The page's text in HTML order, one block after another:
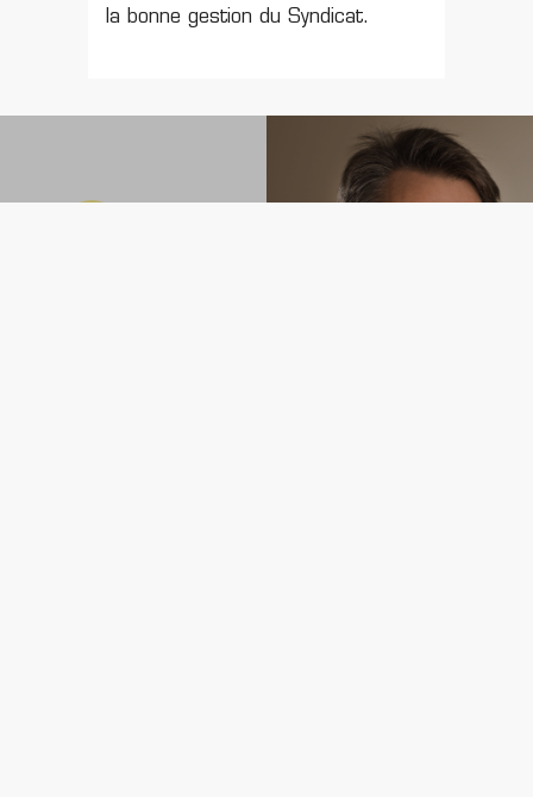
la bonne gestion du Syndicat.